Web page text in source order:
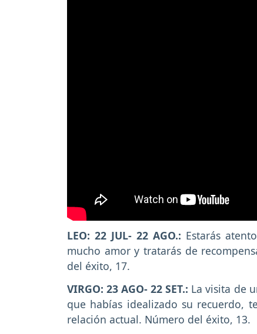
LEO: 22 JUL- 22 AGO.: Estarás
mucho amor y tratarás de
del éxito, 17.
VIRGO: 23 AGO- 22 SET.: La visita de
que habías idealizado su recuerdo,
relación actual. Número del éxito, 13.